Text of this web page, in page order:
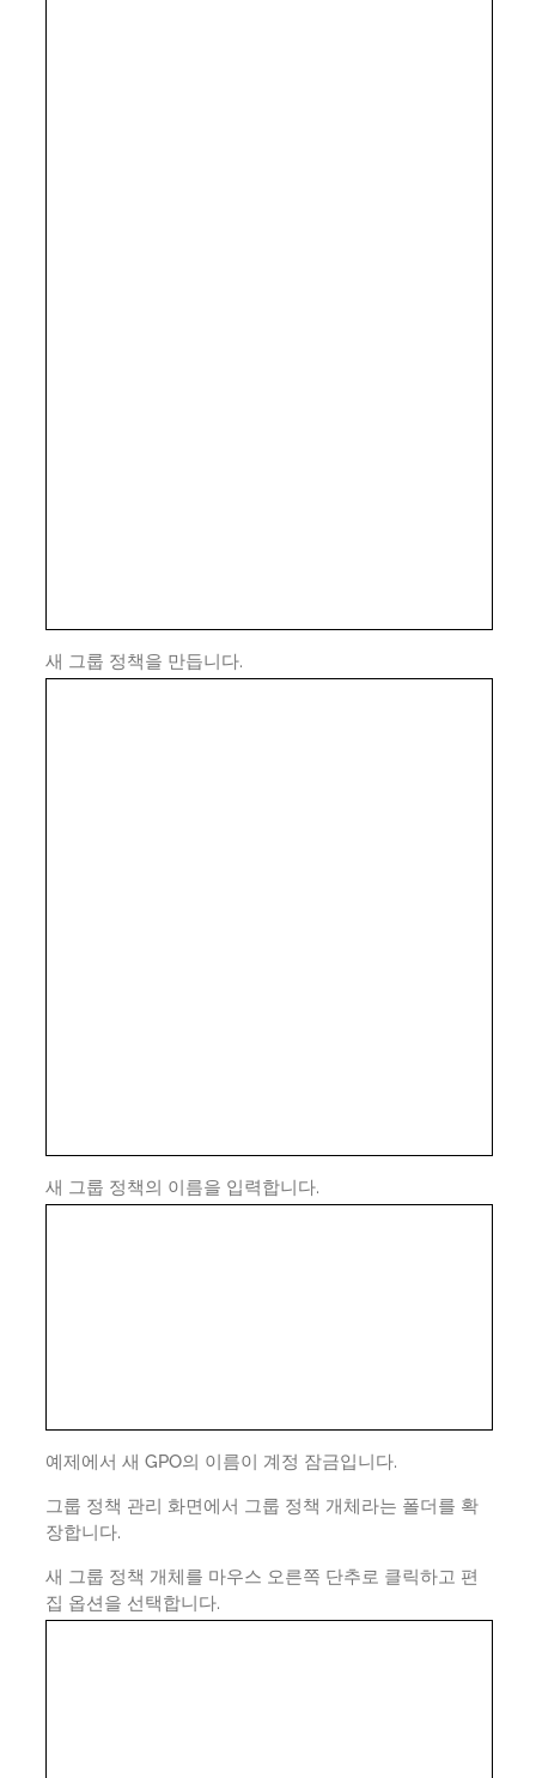
새 그룹 정책을 만듭니다.
새 그룹 정책의 이름을 입력합니다.
예제에서 새 GPO의 이름이 계정 잠금입니다.
그룹 정책 관리 화면에서 그룹 정책 개체라는 폴더를 확
장합니다.
새 그룹 정책 개체를 마우스 오른쪽 단추로 클릭하고 편
집 옵션을 선택합니다.